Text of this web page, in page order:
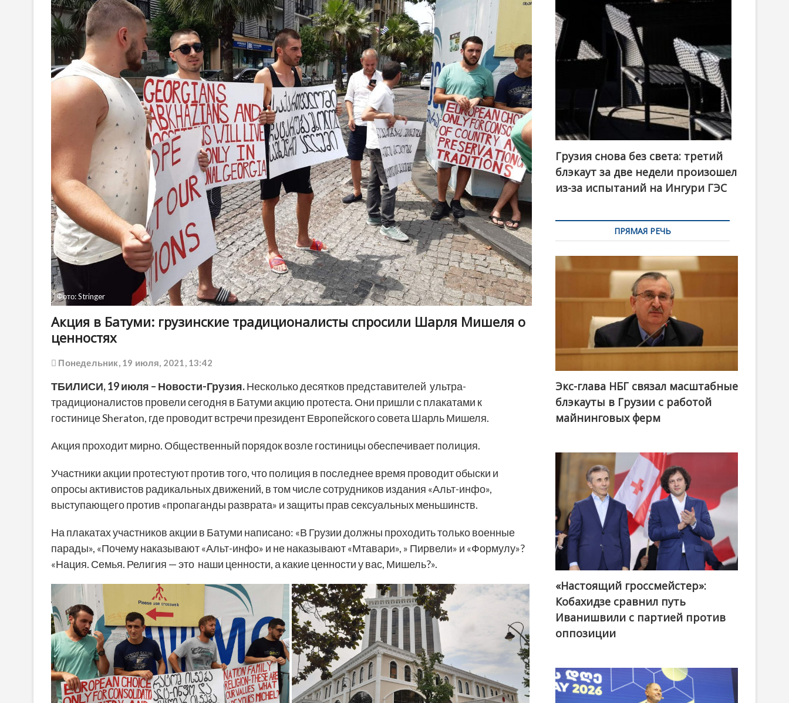
Фото: Stringer
Акция в Батуми: грузинские традиционалисты спросили Шарля Мишеля о
ценностях
Понедельник, 19 июля, 2021, 13:42
ТБИЛИСИ,19 июля – Новости-Грузия.Несколько десятков представителей ультра-
традиционалистов провели сегодня в Батуми акцию протеста. Они пришли с плакатами к
гостинице Sheraton, где проводит встречи президент Европейского совета Шарль Мишеля.
Акция проходит мирно. Общественный порядок возле гостиницы обеспечивает полиция.
Участники акции протестуют против того, что полиция в последнее время проводит обыски и
опросы активистов радикальных движений, в том числе сотрудников издания «Альт-инфо»,
выступающего против «пропаганды разврата» и защиты прав сексуальных меньшинств.
На плакатах участников акции в Батуми написано: «В Грузии должны проходить только военные
парады», «Почему наказывают «Альт-инфо» и не наказывают «Мтавари», » Пирвели» и «Формулу»?
«Нация. Семья. Религия — это наши ценности, а какие ценности у вас, Мишель?».
Грузия снова без света: третий
блэкаут за две недели произошел
из-за испытаний на Ингури ГЭС
ПРЯМАЯ РЕЧЬ
Экс-глава НБГ связал масштабные
блэкауты в Грузии с работой
майнинговых ферм
@ქართული ოცნება / Georgian Dream
«Настоящий гроссмейстер»:
Кобахидзе сравнил путь
Иванишвили с партией против
оппозиции